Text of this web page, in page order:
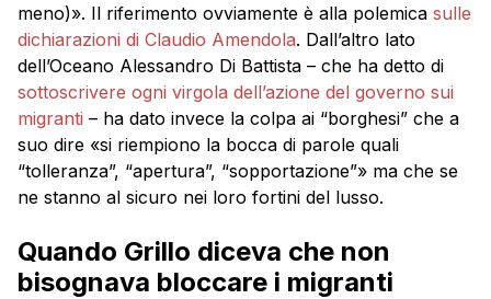
meno)». Il riferimento ovviamente è alla polemica sulle
dichiarazioni di Claudio Amendola. Dall’altro lato
dell’Oceano Alessandro Di Battista – che ha detto di
sottoscrivere ogni virgola dell’azione del governo sui
migranti – ha dato invece la colpa ai “borghesi” che a
suo dire «si riempiono la bocca di parole quali
“tolleranza”, “apertura”, “sopportazione”» ma che se
ne stanno al sicuro nei loro fortini del lusso.
Quando Grillo diceva che non
bisognava bloccare i migranti